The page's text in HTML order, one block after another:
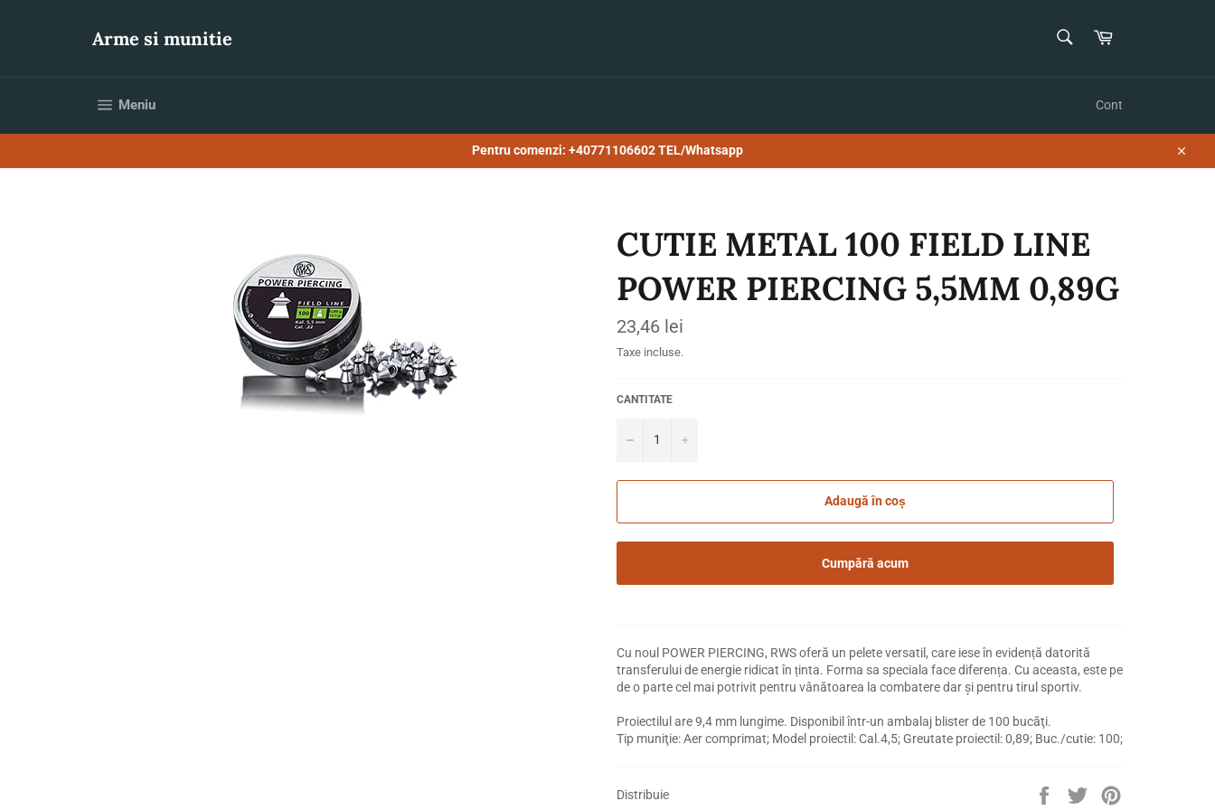
Arme si munitie Coș
MeniuNavigare pe site Cont
Pentru comenzi: +40771106602 TEL/Whatsapp
CUTIE METAL 100 FIELD LINE
POWER PIERCING 5,5MM 0,89G
Preț
obișnuit
23,46 lei
Taxe incluse.
CANTITATE
− +
Adaugă în coș
Cumpără acum
Cu noul POWER PIERCING, RWS oferă un pelete versatil, care iese în evidență datorită
transferului de energie ridicat în ținta. Forma sa speciala face diferența. Cu aceasta, este pe
de o parte cel mai potrivit pentru vânătoarea la combatere dar şi pentru tirul sportiv.
Proiectilul are 9,4 mm lungime. Disponibil într-un ambalaj blister de 100 bucăţi.
Tip muniţie: Aer comprimat; Model proiectil: Cal.4,5; Greutate proiectil: 0,89; Buc./cutie: 100;
Distribuie
DistribuieTrimite